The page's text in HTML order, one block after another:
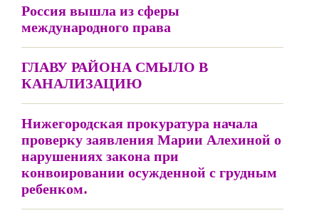
Россия вышла из сферы
международного права
ГЛАВУ РАЙОНА СМЫЛО В
КАНАЛИЗАЦИЮ
Нижегородская прокуратура начала
проверку заявления Марии Алехиной о
нарушениях закона при
конвоировании осужденной с грудным
ребенком.